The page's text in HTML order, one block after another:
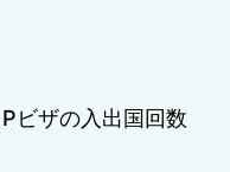
ビザの入出国回数